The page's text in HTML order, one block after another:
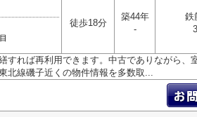
徒歩18分
築44年
-
鉄
すれば再利用できます。中古でありながら、
北線磯子近くの物件情報を多数取...